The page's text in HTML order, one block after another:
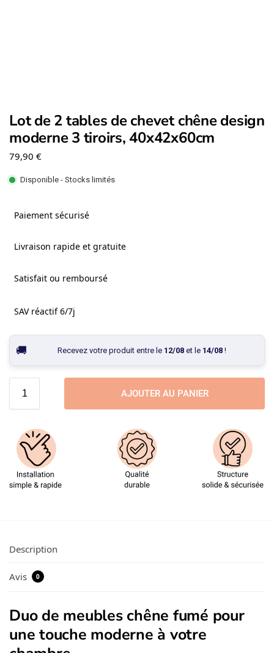
Lot de 2 tables de chevet chêne design
moderne 3 tiroirs, 40x42x60cm
79,90 €
Disponible - Stocks limités
Paiement sécurisé
Livraison rapide et gratuite
Satisfait ou remboursé
SAV réactif 6/7j
Recevez votre produit entre le 12/08et le 14/08!
AJOUTER AU PANIER
Description
Avis 0
Duo de meubles chêne fumé pour
une touche moderne à votre